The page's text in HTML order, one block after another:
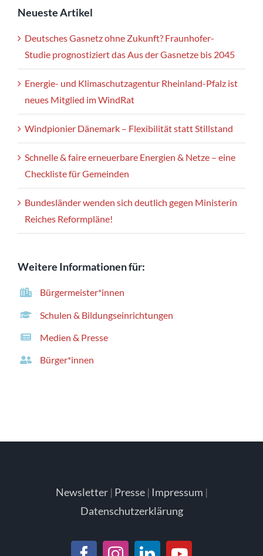
Neueste Artikel
Deutsches Gasnetz ohne Zukunft? Fraunhofer-
Studie prognostiziert das Aus der Gasnetze bis 2045
Energie- und Klimaschutzagentur Rheinland-Pfalz ist
neues Mitglied im WindRat
Windpionier Dänemark – Flexibilität statt Stillstand
Schnelle & faire erneuerbare Energien & Netze – eine
Checkliste für Gemeinden
Bundesländer wenden sich deutlich gegen Ministerin
Reiches Reformpläne!
Weitere Informationen für:
Bürgermeister*innen
Schulen & Bildungseinrichtungen
Medien & Presse
Bürger*innen
Newsletter| Presse| Impressum |
Datenschutzerklärung